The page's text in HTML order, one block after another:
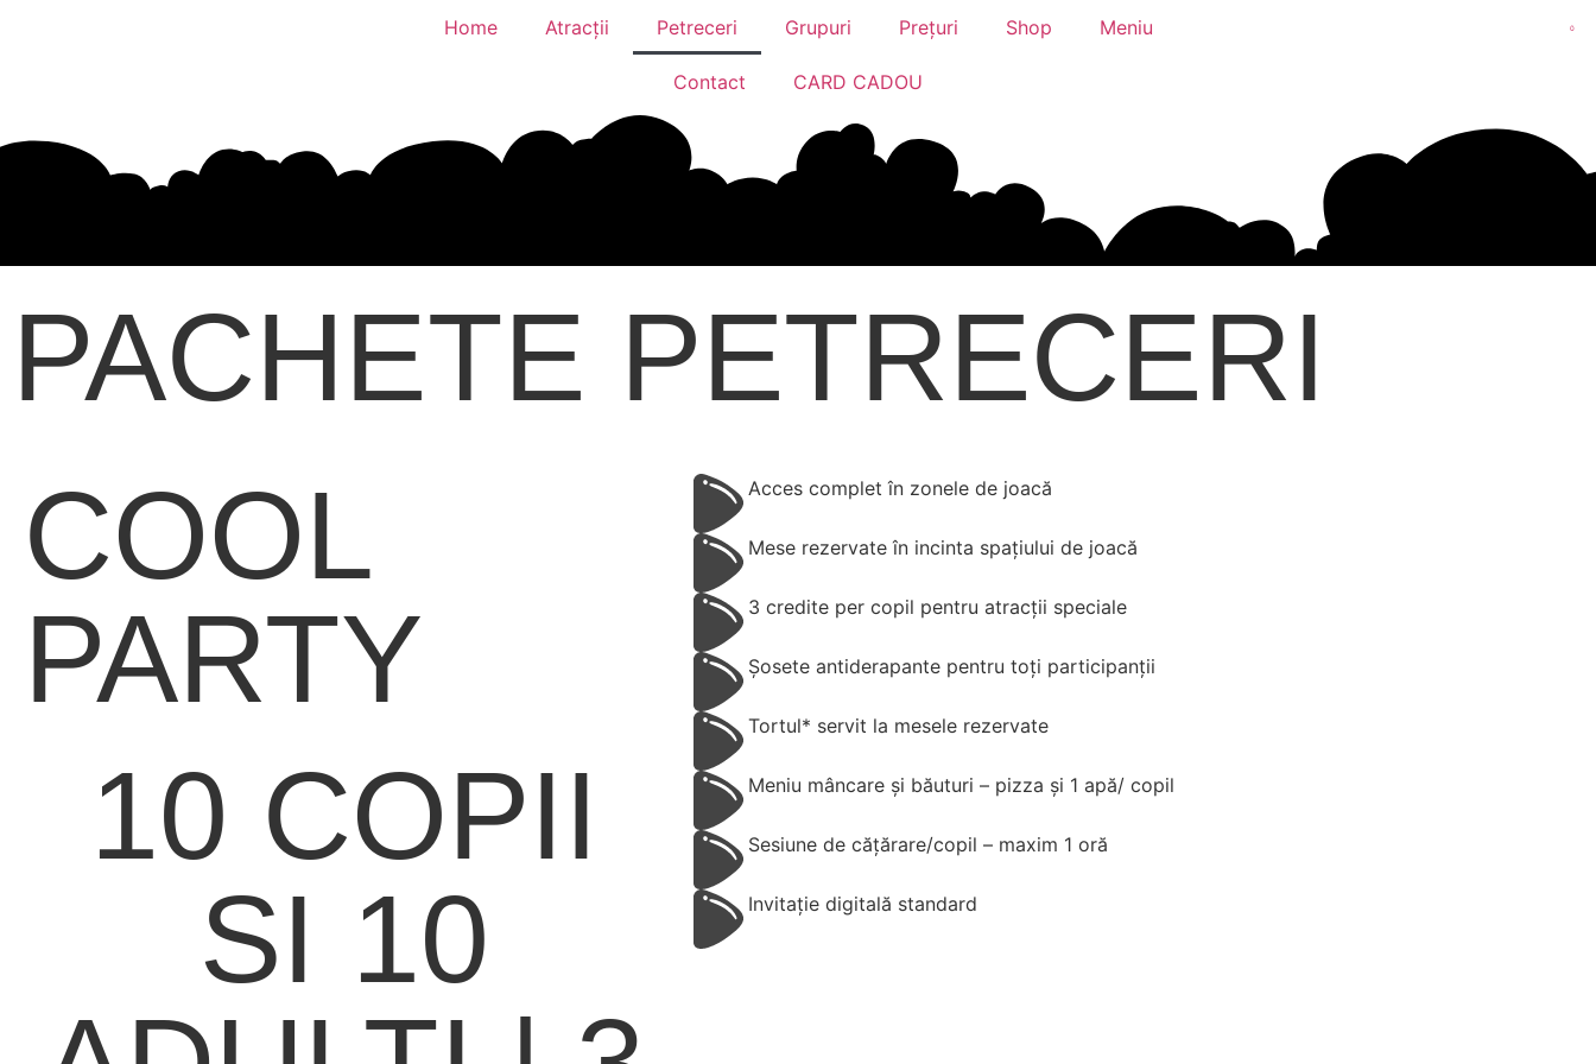
Home Atracții Petreceri Grupuri Prețuri Shop Meniu
Contact CARD CADOU
0
PACHETE PETRECERI
COOL
PARTY
10 COPII
SI 10
Acces complet în zonele de joacă
Mese rezervate în incinta spațiului de joacă
3 credite per copil pentru atracții speciale
Șosete antiderapante pentru toți participanții
Tortul* servit la mesele rezervate
Meniu mâncare și băuturi – pizza și 1 apă/ copil
Sesiune de cățărare/copil – maxim 1 oră
Invitație digitală standard